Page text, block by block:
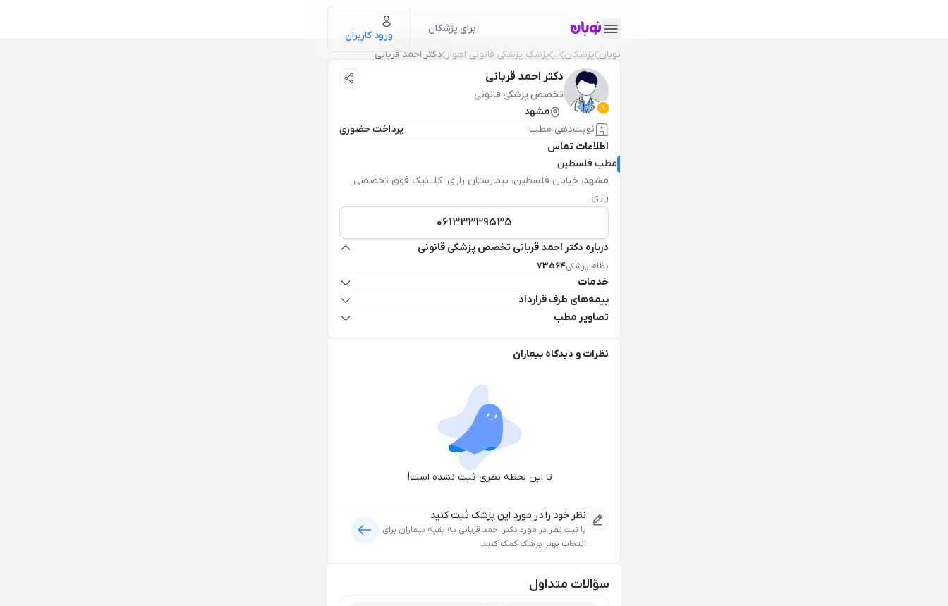
برای پزشکان
ورود کاربران
نوبان پزشکان ... پزشک پزشکی قانونی اهواز دکتر احمد قربانی
دکتر احمد قربانی
تخصص پزشکی قانونی
مشهد
نوبت‌دهی مطب
پرداخت حضوری
اطلاعات تماس
مطب فلسطین
مشهد، خیابان فلسطین، بیمارستان رازی، کلینیک فوق تخصصی
رازی
06133339535
درباره دکتر احمد قربانی تخصص پزشکی قانونی
نظام پزشکی73564
خدمات
بیمه‌های طرف قرارداد
تصاویر مطب
نظرات و دیدگاه بیماران
تا این لحظه نظری ثبت نشده است!
نظر خود را در مورد این پزشک ثبت کنید
با ثبت نظر در مورد دکتر احمد قربانی به بقیه بیماران برای
انتخاب بهتر پزشک کمک کنید.
سؤالات متداول